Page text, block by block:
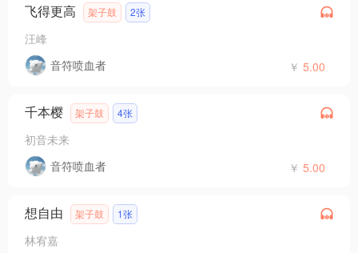
飞得更高 架子鼓 2张
汪峰
音符喷血者
￥ 5.00
千本樱 架子鼓 4张
初音未来
音符喷血者
￥ 5.00
想自由 架子鼓 1张
林宥嘉